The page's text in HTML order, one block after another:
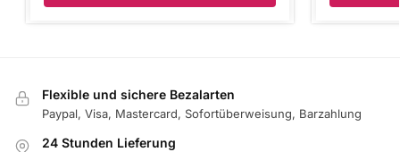
Flexible und sichere Bezalarten
Paypal, Visa, Mastercard, Sofortüberweisung, Barzahlung
24 Stunden Lieferung